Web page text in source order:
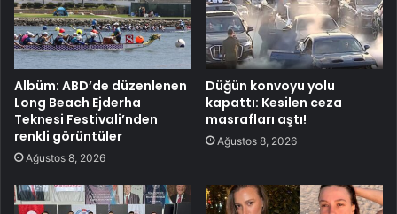
Albüm: ABD’de düzenlenen
Long Beach Ejderha
Teknesi Festivali’nden
renkli görüntüler
Ağustos 8, 2026
Düğün konvoyu yolu
kapattı: Kesilen ceza
masrafları aştı!
Ağustos 8, 2026